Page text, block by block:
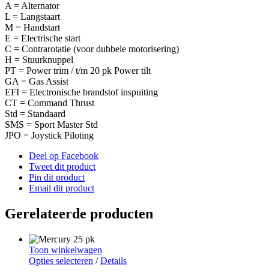
A = Alternator
L = Langstaart
M = Handstart
E = Electrische start
C = Contrarotatie (voor dubbele motorisering)
H = Stuurknuppel
PT = Power trim / t/m 20 pk Power tilt
GA = Gas Assist
EFI = Electronische brandstof inspuiting
CT = Command Thrust
Std = Standaard
SMS = Sport Master Std
JPO = Joystick Piloting
Deel op Facebook
Tweet dit product
Pin dit product
Email dit product
Gerelateerde producten
Toon winkelwagen
Opties selecteren Dit
/ Details